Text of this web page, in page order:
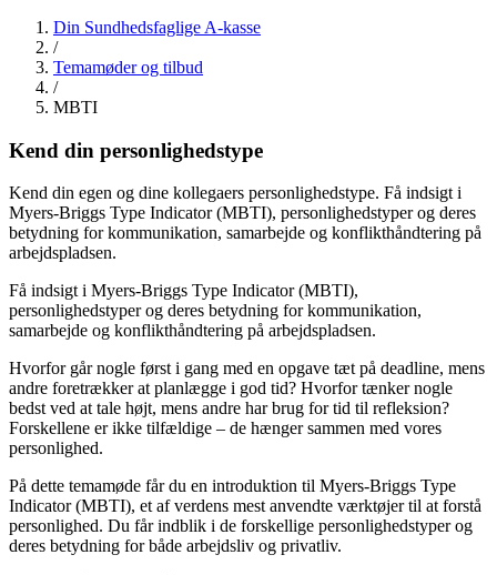
Din Sundhedsfaglige A-kasse
/
Temamøder og tilbud
/
MBTI
Kend din personlighedstype
Kend din egen og dine kollegaers personlighedstype. Få indsigt i
Myers-Briggs Type Indicator (MBTI), personlighedstyper og deres
betydning for kommunikation, samarbejde og konflikthåndtering på
arbejdspladsen.
Få indsigt i Myers-Briggs Type Indicator (MBTI),
personlighedstyper og deres betydning for kommunikation,
samarbejde og konflikthåndtering på arbejdspladsen.
Hvorfor går nogle først i gang med en opgave tæt på deadline, mens
andre foretrækker at planlægge i god tid? Hvorfor tænker nogle
bedst ved at tale højt, mens andre har brug for tid til refleksion?
Forskellene er ikke tilfældige – de hænger sammen med vores
personlighed.
På dette temamøde får du en introduktion til Myers-Briggs Type
Indicator (MBTI), et af verdens mest anvendte værktøjer til at forstå
personlighed. Du får indblik i de forskellige personlighedstyper og
deres betydning for både arbejdsliv og privatliv.